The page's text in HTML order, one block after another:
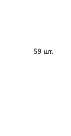
59 шт.